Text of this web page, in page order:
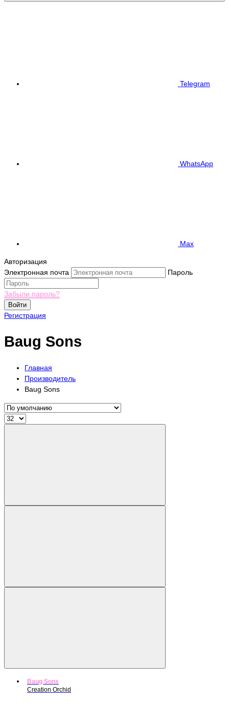
Telegram
WhatsApp
Max
Авторизация
Электронная почта
Пароль
Забыли пароль?
Войти
Регистрация
Baug Sons
Главная
Производитель
Baug Sons
Baug Sons
Creation Orchid